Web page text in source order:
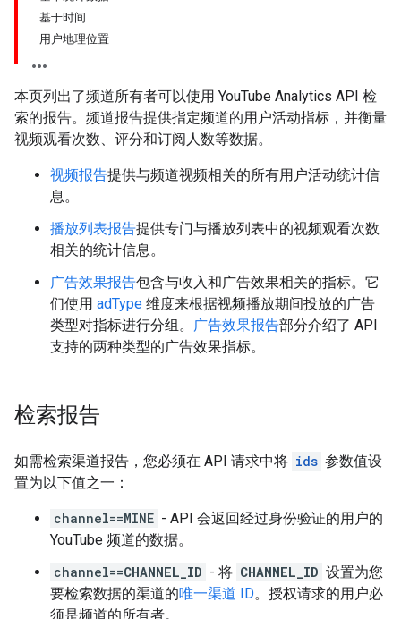
基于时间
用户地理位置
本页列出了频道所有者可以使用 YouTube Analytics API 检
索的报告。频道报告提供指定频道的用户活动指标，并衡量
视频观看次数、评分和订阅人数等数据。
视频报告提供与频道视频相关的所有用户活动统计信
息。
播放列表报告提供专门与播放列表中的视频观看次数
相关的统计信息。
广告效果报告包含与收入和广告效果相关的指标。它
们使用 adType 维度来根据视频播放期间投放的广告
类型对指标进行分组。 广告效果报告部分介绍了 API
支持的两种类型的广告效果指标。
检索报告
如需检索渠道报告，您必须在 API 请求中将 ids 参数值设
置为以下值之一：
channel==MINE - API 会返回经过身份验证的用户的
YouTube 频道的数据。
channel==CHANNEL_ID - 将 CHANNEL_ID 设置为您
要检索数据的渠道的唯一渠道 ID。授权请求的用户必
须是频道的所有者。